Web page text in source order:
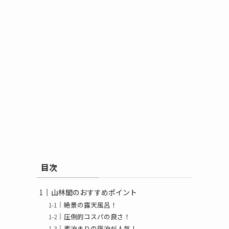
目次
山林閣のおすすめポイント
絶景の露天風呂！
圧倒的コスパの良さ！